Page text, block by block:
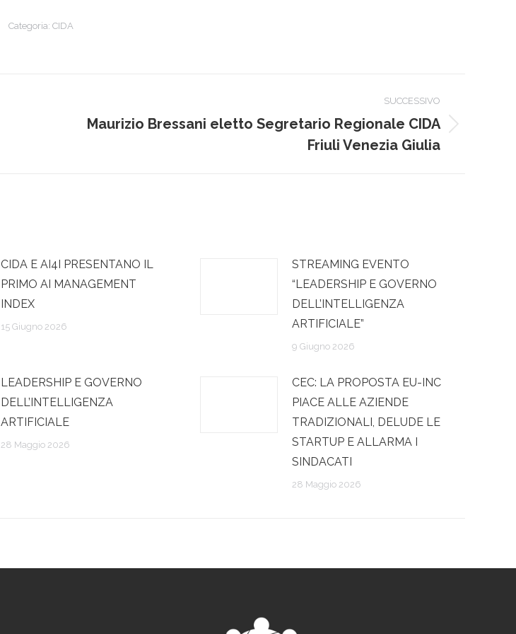
Categoria: CIDA
SUCCESSIVO
Prossimo
Maurizio Bressani eletto Segretario Regionale CIDA
Friuli Venezia Giulia
CIDA E AI4I PRESENTANO IL
PRIMO AI MANAGEMENT
INDEX
15 Giugno 2026
STREAMING EVENTO
“LEADERSHIP E GOVERNO
DELL’INTELLIGENZA
ARTIFICIALE”
9 Giugno 2026
LEADERSHIP E GOVERNO
DELL’INTELLIGENZA
ARTIFICIALE
28 Maggio 2026
CEC: LA PROPOSTA EU-INC
PIACE ALLE AZIENDE
TRADIZIONALI, DELUDE LE
STARTUP E ALLARMA I
SINDACATI
28 Maggio 2026